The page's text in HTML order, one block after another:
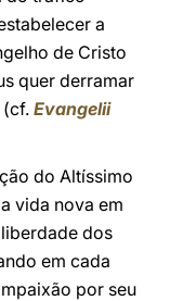
a
de Cristo
quer derramar
Evangelii
do Altíssimo
vida nova em
dos
em cada
por seu